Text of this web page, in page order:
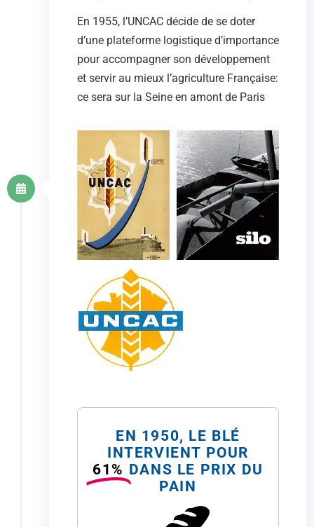
En 1955, l’UNCAC décide de se doter
d’une plateforme logistique d’importance
pour accompagner son développement
et servir au mieux l’agriculture Française:
ce sera sur la Seine en amont de Paris
EN 1950, LE BLÉ
INTERVIENT POUR
61% DANS LE PRIX DU
PAIN